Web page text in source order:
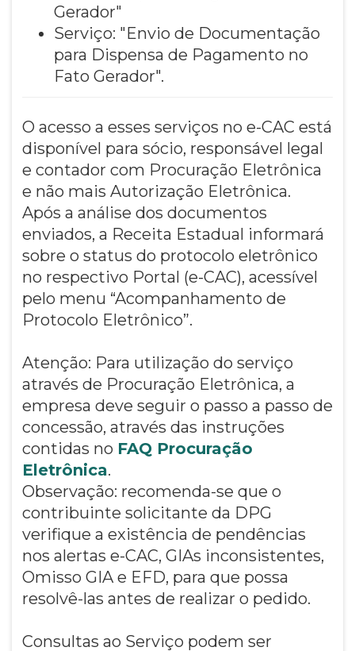
Gerador"
Serviço: "Envio de Documentação
para Dispensa de Pagamento no
Fato Gerador".
O acesso a esses serviços no e-CAC está
disponível para sócio, responsável legal
e contador com Procuração Eletrônica
e não mais Autorização Eletrônica.
Após a análise dos documentos
enviados, a Receita Estadual informará
sobre o status do protocolo eletrônico
no respectivo Portal (e-CAC), acessível
pelo menu “Acompanhamento de
Protocolo Eletrônico”.
Atenção: Para utilização do serviço
através de Procuração Eletrônica, a
empresa deve seguir o passo a passo de
concessão, através das instruções
contidas no FAQ Procuração
Eletrônica.
Observação: recomenda-se que o
contribuinte solicitante da DPG
verifique a existência de pendências
nos alertas e-CAC, GIAs inconsistentes,
Omisso GIA e EFD, para que possa
resolvê-las antes de realizar o pedido.
Consultas ao Serviço podem ser